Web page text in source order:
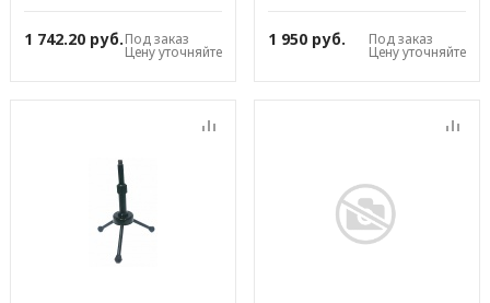
1 742.20 руб.Под заказ
Цену уточняйте
1 950 руб. Под заказ
Цену уточняйте